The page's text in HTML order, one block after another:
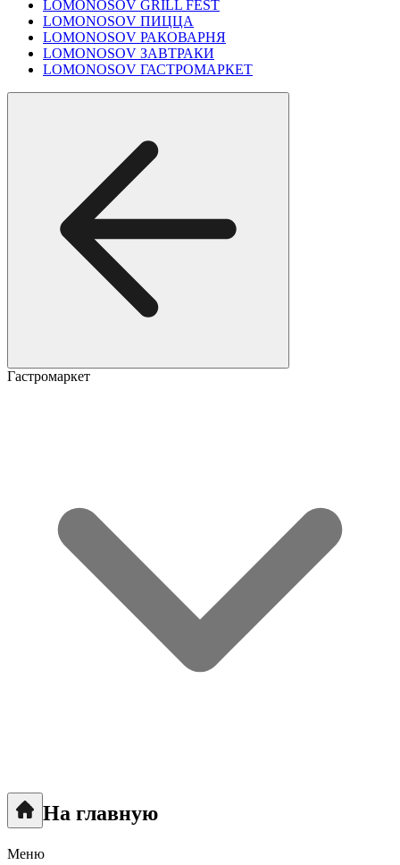
LOMONOSOV GRILL FEST
LOMONOSOV ПИЦЦА
LOMONOSOV РАКОВАРНЯ
LOMONOSOV ЗАВТРАКИ
LOMONOSOV ГАСТРОМАРКЕТ
Гастромаркет
На главную
Меню